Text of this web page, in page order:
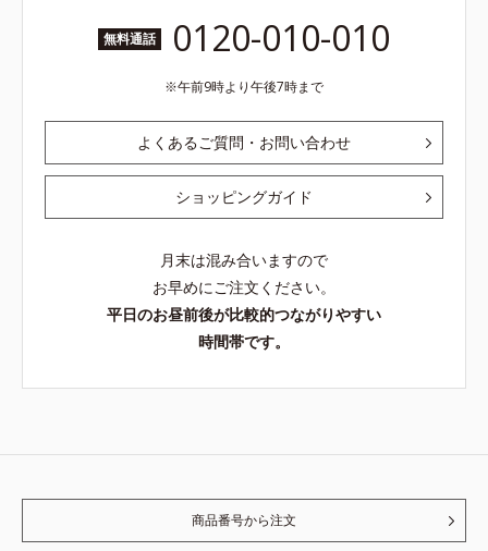
無料通話 0120-010-010
午前9時より午後7時まで
よくあるご質問・お問い合わせ
ショッピングガイド
月末は混み合いますので
お早めにご注文ください。
平日のお昼前後が比較的つながりやすい
時間帯です。
商品番号から注文